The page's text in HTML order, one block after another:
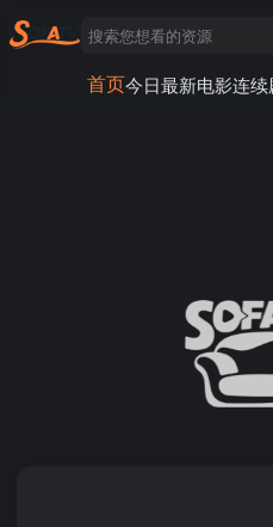
首页今日最新电影连续